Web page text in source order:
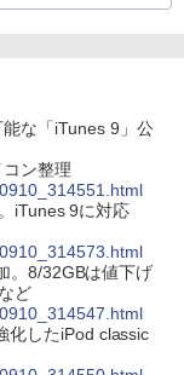
な「iTunes 9」公
ン整理
iTunes 9に対応
。8/32GBは値下げ
ど
化したiPod classic